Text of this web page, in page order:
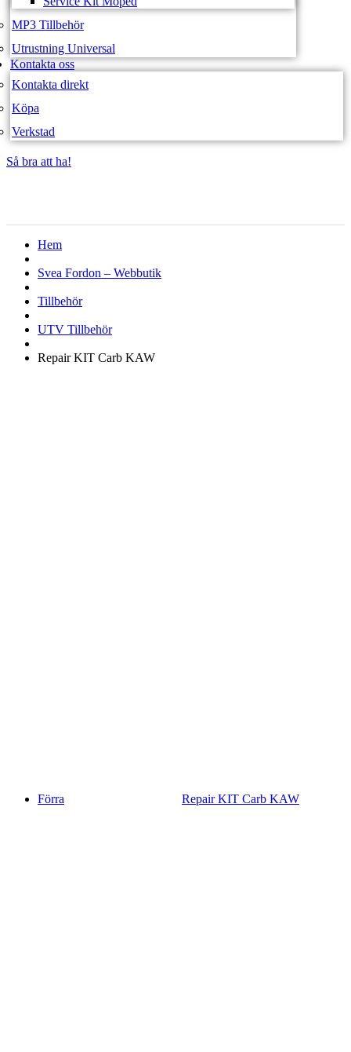
MP3 Tillbehör
Utrustning Universal
Kontakta oss
Kontakta direkt
Köpa
Verkstad
Så bra att ha!
Hem
Svea Fordon – Webbutik
Tillbehör
UTV Tillbehör
Repair KIT Carb KAW
Förra Repair KIT Carb KAW